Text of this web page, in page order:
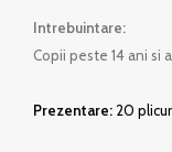
Intrebuintare:
Copii peste 14 ani si
Prezentare: 20